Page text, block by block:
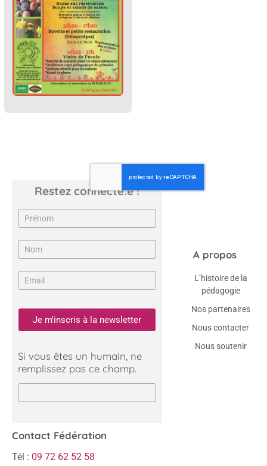
Restez connecté.e !
Newsletter
Je m'inscris à la newsletter
Si vous êtes un humain, ne
remplissez pas ce champ.
A propos
L’histoire de la
pédagogie
Nos partenaires
Nous contacter
Nous soutenir
Contact Fédération
Tél : 09 72 62 52 58